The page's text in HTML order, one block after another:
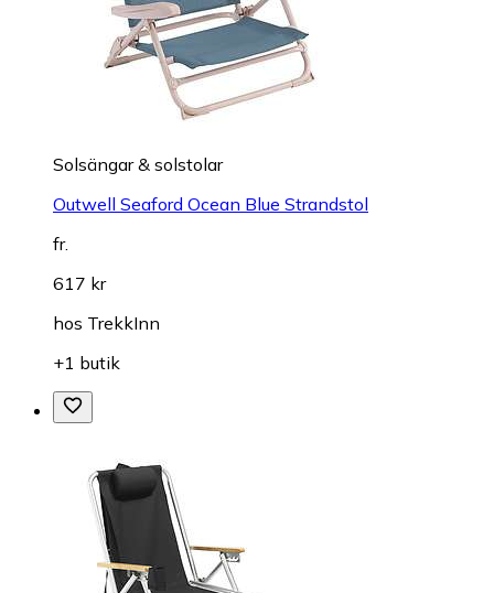
Solsängar & solstolar
Outwell Seaford Ocean Blue Strandstol
fr.
617 kr
hos TrekkInn
+1 butik